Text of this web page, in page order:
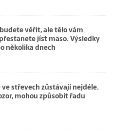
věřit, ale tělo vám
jíst maso. Výsledky
několika dnech
střevech zůstávají nejdéle.
mohou způsobit řadu